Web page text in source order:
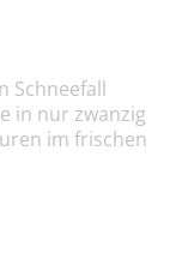
Schneefall
in nur zwanzig
im frischen